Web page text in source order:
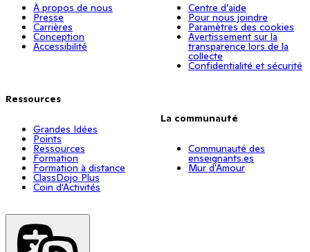
À propos de nous
Presse
Carrières
Conception
Accessibilité
Ressources
Grandes Idées
Points
Ressources
Formation
Formation à distance
ClassDojo Plus
Coin d'Activités
Centre d’aide
Pour nous joindre
Paramètres des cookies
Avertissement sur la
transparence lors de la
collecte
Confidentialité et sécurité
La communauté
Communauté des
enseignants.es
Mur d'Amour